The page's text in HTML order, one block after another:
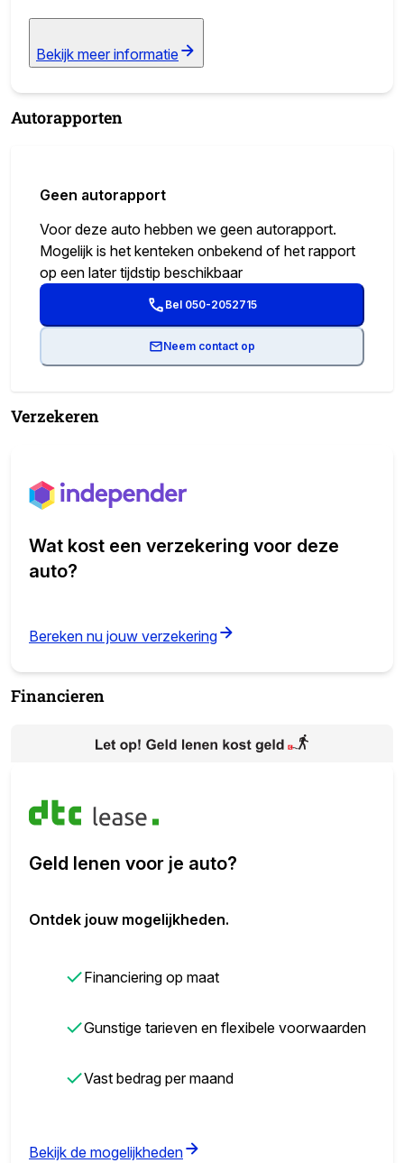
Bekijk meer informatie
Autorapporten
Geen autorapport
Voor deze auto hebben we geen autorapport.
Mogelijk is het kenteken onbekend of het rapport
op een later tijdstip beschikbaar
Bel 050-2052715
Neem contact op
Verzekeren
Wat kost een verzekering voor deze
auto?
Bereken nu jouw verzekering
Financieren
Geld lenen voor je auto?
Ontdek jouw mogelijkheden.
✓Financiering op maat
✓Gunstige tarieven en flexibele voorwaarden
✓Vast bedrag per maand
Bekijk de mogelijkheden